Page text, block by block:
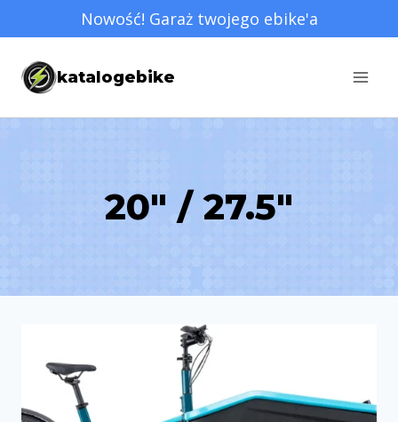
do
treści
Nowość! Garaż twojego ebike'a
katalogebike
20″ / 27.5"